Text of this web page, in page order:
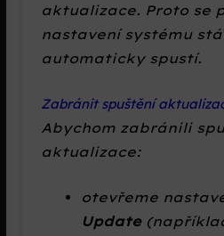
aktualizace. Proto se
nastavení systému
automaticky spustí.
Zabránit spuštění
Abychom zabránili
aktualizace:
otevřeme
Update